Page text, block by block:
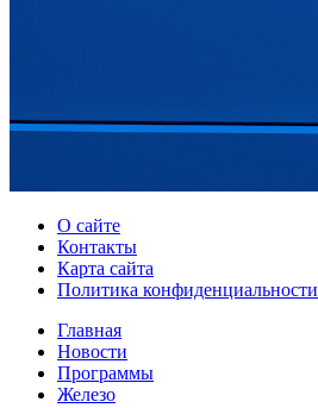
О сайте
Контакты
Карта сайта
Политика конфиденциальности
Главная
Новости
Программы
Железо